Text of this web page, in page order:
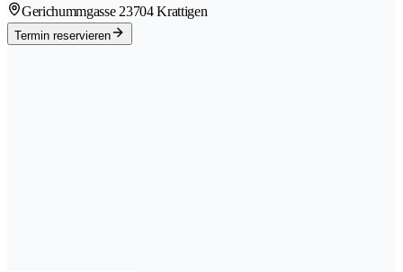
Gerichummgasse 23704 Krattigen
Termin reservieren